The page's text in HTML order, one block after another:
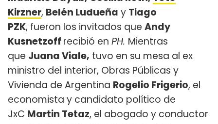
Kirzner, Belén Ludueña y Tiago
PZK, fueron los invitados que Andy
Kusnetzoff recibió en PH. Mientras
que Juana Viale, tuvo en su mesa al ex
ministro del interior, Obras Públicas y
Vivienda de Argentina Rogelio Frigerio, el
economista y candidato político de
JxC Martin Tetaz, el abogado y conductor